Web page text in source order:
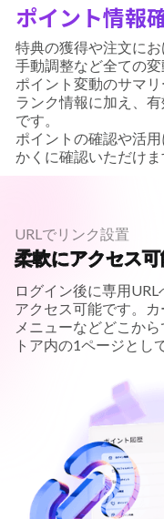
ポイント情報
特典の獲得や注文に
手動調整など全ての
ポイント変動のサマ
ランク情報に加え、
です。
ポイントの確認や活
かくに確認いただけま
URLでリンク設置
柔軟にアクセス
ログイン後に専用
アクセス可能です。
メニューなどどこか
トア内の1ページとし